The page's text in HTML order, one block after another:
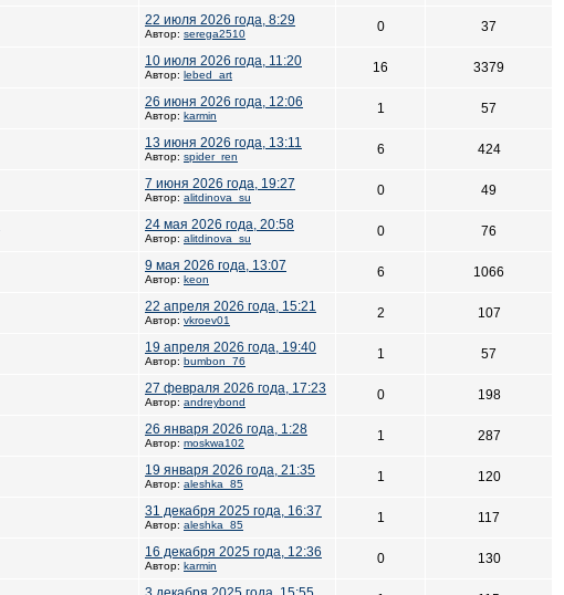
22 июля 2026 года, 8:29
Автор: serega2510 0 37
10 июля 2026 года, 11:20
Автор: lebed_art 16 3379
26 июня 2026 года, 12:06
Автор: karmin 1 57
13 июня 2026 года, 13:11
Автор: spider_ren 6 424
7 июня 2026 года, 19:27
Автор: alitdinova_su 0 49
24 мая 2026 года, 20:58
Автор: alitdinova_su 0 76
9 мая 2026 года, 13:07
Автор: keon 6 1066
22 апреля 2026 года, 15:21
Автор: vkroev01 2 107
19 апреля 2026 года, 19:40
Автор: bumbon_76 1 57
27 февраля 2026 года, 17:23
Автор: andreybond 0 198
26 января 2026 года, 1:28
Автор: moskwa102 1 287
19 января 2026 года, 21:35
Автор: aleshka_85 1 120
31 декабря 2025 года, 16:37
Автор: aleshka_85 1 117
16 декабря 2025 года, 12:36
Автор: karmin 0 130